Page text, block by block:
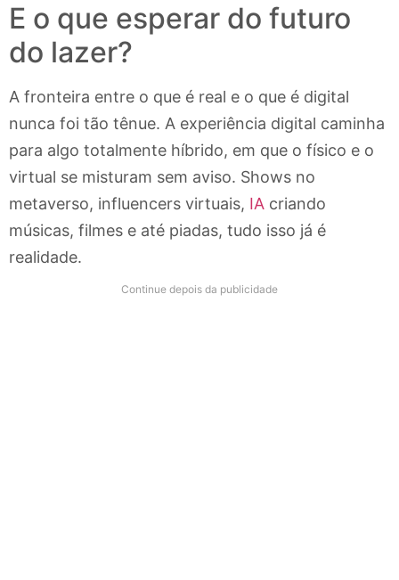
E o que esperar do futuro
do lazer?
A fronteira entre o que é real e o que é digital
nunca foi tão tênue. A experiência digital caminha
para algo totalmente híbrido, em que o físico e o
virtual se misturam sem aviso. Shows no
metaverso, influencers virtuais, IA criando
músicas, filmes e até piadas, tudo isso já é
realidade.
Continue depois da publicidade